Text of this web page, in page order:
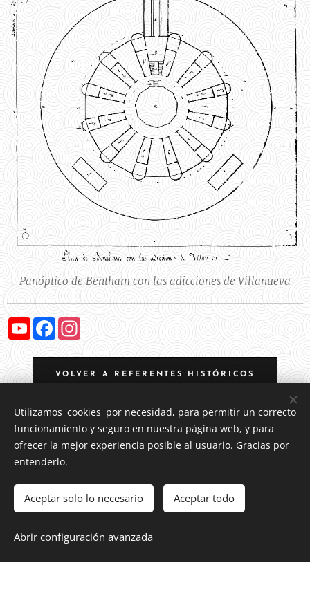
Panóptico de Bentham con las adicciones de Villanueva
Y
o
T
b
F
e
o
t
g
m
VOLVER A REFERENTES HISTÓRICOS
Aviso legal
Contacto
Utilizamos 'cookies' por necesidad, para permitir un correcto
funcionamiento y seguro en nuestra página web, y para
ofrecer la mejor experiencia posible al usuario. Gracias por
entenderlo.
Aceptar solo lo necesario Aceptar todo
Abrir configuración avanzada